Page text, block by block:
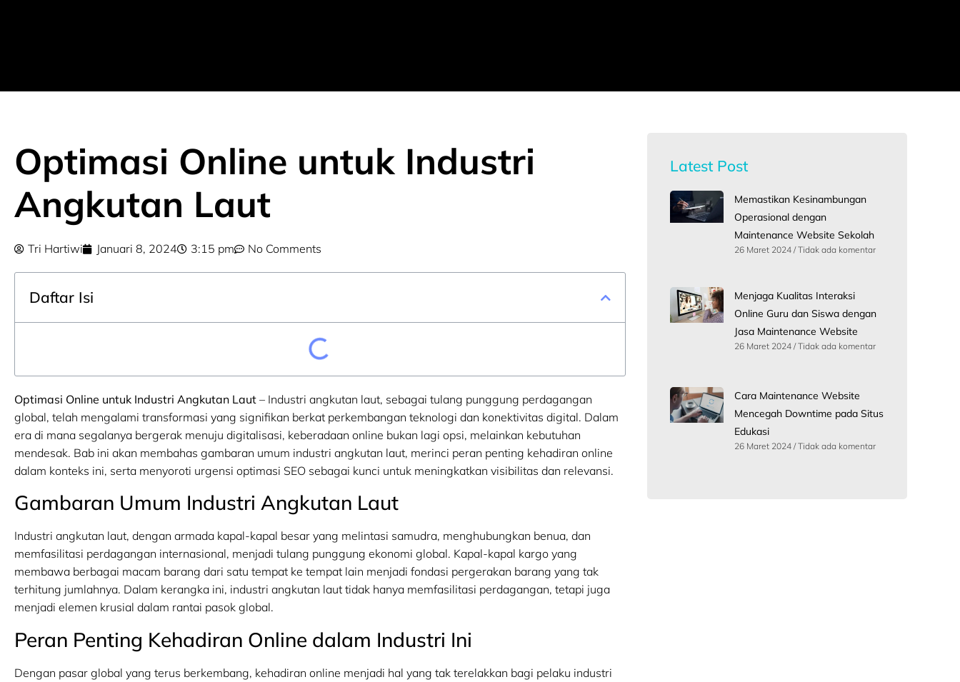
Optimasi Online untuk Industri
Angkutan Laut
Tri Hartiwi Januari 8, 2024 3:15 pm No Comments
Daftar Isi
Optimasi Online untuk Industri Angkutan Laut – Industri angkutan laut, sebagai tulang punggung perdagangan
global, telah mengalami transformasi yang signifikan berkat perkembangan teknologi dan konektivitas digital. Dalam
era di mana segalanya bergerak menuju digitalisasi, keberadaan online bukan lagi opsi, melainkan kebutuhan
mendesak. Bab ini akan membahas gambaran umum industri angkutan laut, merinci peran penting kehadiran online
dalam konteks ini, serta menyoroti urgensi optimasi SEO sebagai kunci untuk meningkatkan visibilitas dan relevansi.
Gambaran Umum Industri Angkutan Laut
Industri angkutan laut, dengan armada kapal-kapal besar yang melintasi samudra, menghubungkan benua, dan
memfasilitasi perdagangan internasional, menjadi tulang punggung ekonomi global. Kapal-kapal kargo yang
membawa berbagai macam barang dari satu tempat ke tempat lain menjadi fondasi pergerakan barang yang tak
terhitung jumlahnya. Dalam kerangka ini, industri angkutan laut tidak hanya memfasilitasi perdagangan, tetapi juga
menjadi elemen krusial dalam rantai pasok global.
Peran Penting Kehadiran Online dalam Industri Ini
Dengan pasar global yang terus berkembang, kehadiran online menjadi hal yang tak terelakkan bagi pelaku industri
Latest Post
Memastikan Kesinambungan
Operasional dengan
Maintenance Website Sekolah
26 Maret 2024 Tidak ada komentar
Menjaga Kualitas Interaksi
Online Guru dan Siswa dengan
Jasa Maintenance Website
26 Maret 2024 Tidak ada komentar
Cara Maintenance Website
Mencegah Downtime pada Situs
Edukasi
26 Maret 2024 Tidak ada komentar